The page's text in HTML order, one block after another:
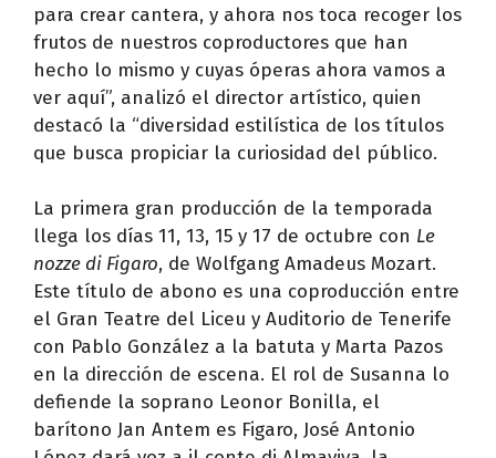
para crear cantera, y ahora nos toca recoger los
frutos de nuestros coproductores que han
hecho lo mismo y cuyas óperas ahora vamos a
ver aquí”, analizó el director artístico, quien
destacó la “diversidad estilística de los títulos
que busca propiciar la curiosidad del público.
La primera gran producción de la temporada
llega los días 11, 13, 15 y 17 de octubre con Le
nozze di Figaro, de Wolfgang Amadeus Mozart.
Este título de abono es una coproducción entre
el Gran Teatre del Liceu y Auditorio de Tenerife
con Pablo González a la batuta y Marta Pazos
en la dirección de escena. El rol de Susanna lo
defiende la soprano Leonor Bonilla, el
barítono Jan Antem es Figaro, José Antonio